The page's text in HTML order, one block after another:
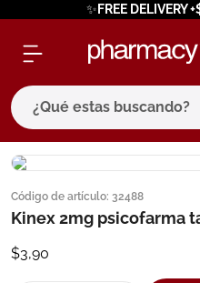
✨FREE DELIVERY
¿Qué estas buscando?
Código de artículo: 32488
Kinex 2mg psicofarma
$3,90
términos más
1. eucerin